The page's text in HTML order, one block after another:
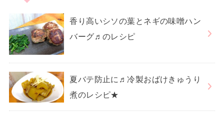
香り高いシソの葉とネギの味噌ハン
バーグ♬のレシピ
夏バテ防止に♬冷製おばけきゅうり
煮のレシピ★